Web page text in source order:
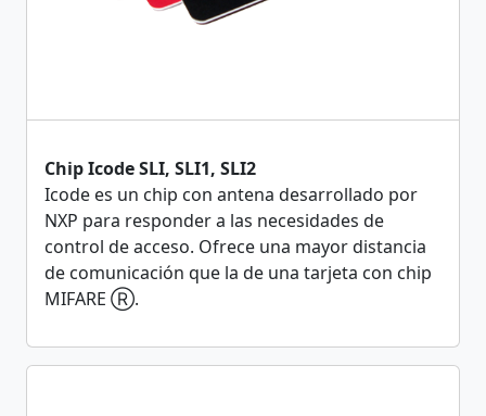
Chip Icode SLI, SLI1, SLI2
Icode es un chip con antena desarrollado por
NXP para responder a las necesidades de
control de acceso. Ofrece una mayor distancia
de comunicación que la de una tarjeta con chip
MIFARE Ⓡ.